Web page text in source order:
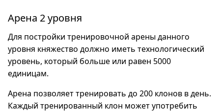
Арена 2 уровня
Для постройки тренировочной арены данного
уровня княжество должно иметь технологический
уровень, который больше или равен 5000
единицам.
Арена позволяет тренировать до 200 клонов в день.
Каждый тренированный клон может употребить